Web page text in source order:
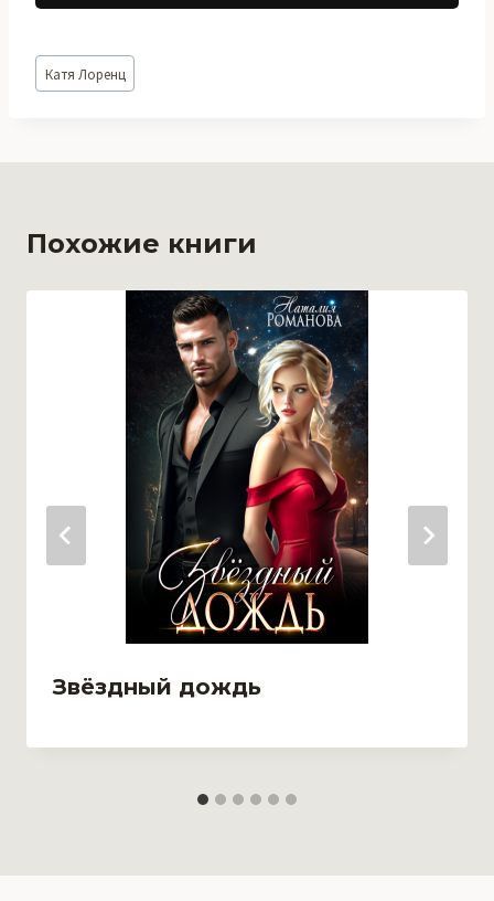
Метки
записи:
Катя Лоренц
Похожие книги
Звёздный дождь